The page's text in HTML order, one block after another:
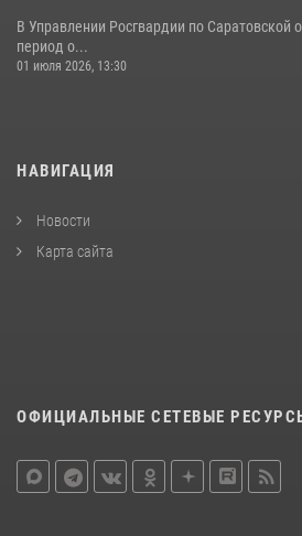
В Управлении Росгвардии по Саратовской
период о...
01 июля 2026, 13:30
НАВИГАЦИЯ
Новости
Карта сайта
ОФИЦИАЛЬНЫЕ СЕТЕВЫЕ